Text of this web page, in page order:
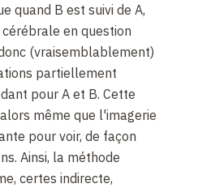
quand B est suivi de A,
en question
(vraisemblablement)
partiellement
pour A et B. Cette
même que l'imagerie
pour voir, de façon
Ainsi, la méthode
certes indirecte,